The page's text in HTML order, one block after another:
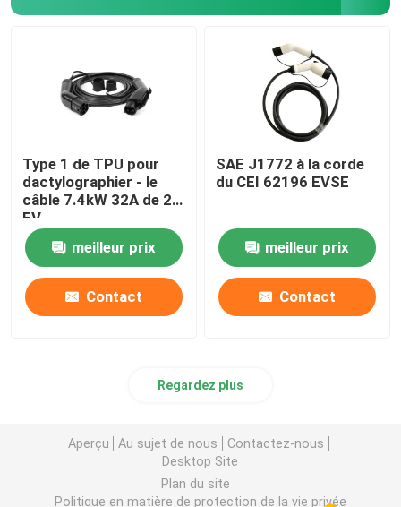
Type 1 de TPU pour
dactylographier - le
câble 7.4kW 32A de 2
EV
meilleur prix
Contact
SAE J1772 à la corde
du CEI 62196 EVSE
meilleur prix
Contact
Regardez plus
Aperçu Au sujet de nous
Contactez-nous
Desktop Site
Plan du site
Politique en matière de protection de la vie privée